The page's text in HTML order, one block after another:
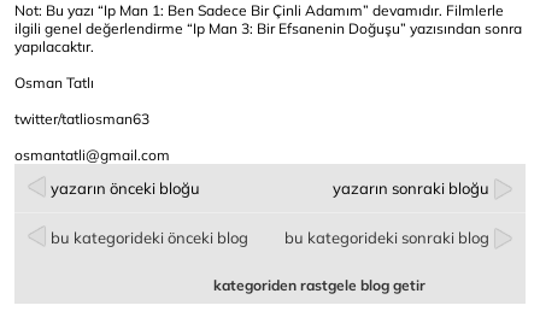
Not: Bu yazı “Ip Man 1: Ben Sadece Bir Çinli Adamım” devamıdır. Filmlerle
ilgili genel değerlendirme “Ip Man 3: Bir Efsanenin Doğuşu” yazısından sonra
yapılacaktır.
Osman Tatlı
twitter/tatliosman63
osmantatli@gmail.com
yazarın önceki bloğu yazarın sonraki bloğu
bu kategorideki önceki blog bu kategorideki sonraki blog
kategoriden rastgele blog getir